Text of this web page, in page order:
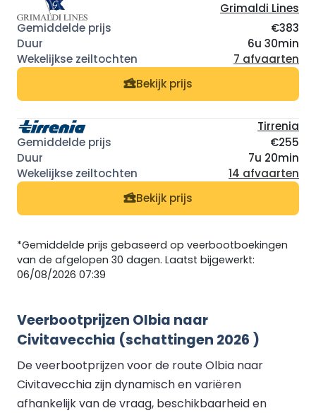
Grimaldi Lines
€383
6u 30min
7 afvaarten
Bekijk prijs
Tirrenia
€255
7u 20min
14 afvaarten
Bekijk prijs
*Gemiddelde prijs gebaseerd op veerbootboekingen
van de afgelopen 30 dagen. Laatst bijgewerkt:
06/08/2026 07:39
Veerbootprijzen Olbia naar
Civitavecchia (schattingen 2026 )
De veerbootprijzen voor de route Olbia naar
Civitavecchia zijn dynamisch en variëren
afhankelijk van de vraag, beschikbaarheid en